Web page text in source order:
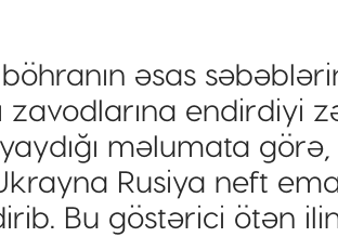
əsas
zavodlarına endirdiyi
məlumata
Rusiya neft
Bu göstərici ötən